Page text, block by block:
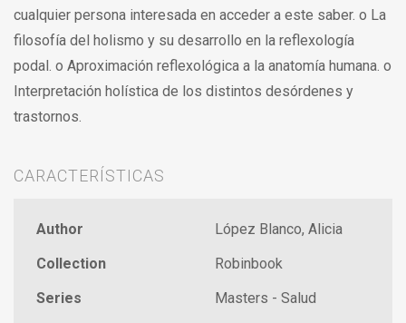
cualquier persona interesada en acceder a este saber. o La
filosofía del holismo y su desarrollo en la reflexología
podal. o Aproximación reflexológica a la anatomía humana. o
Interpretación holística de los distintos desórdenes y
trastornos.
CARACTERÍSTICAS
Author
López Blanco, Alicia
Collection
Robinbook
Series
Masters - Salud